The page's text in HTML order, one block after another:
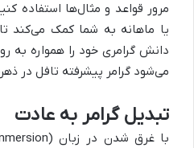
مرور قواعد و مثال‌ها استفاده
یا ماهانه به شما کمک می‌کند
دانش گرامری خود را همواره به
می‌شود گرامر پیشرفته تافل در
تبدیل گرامر به عادت